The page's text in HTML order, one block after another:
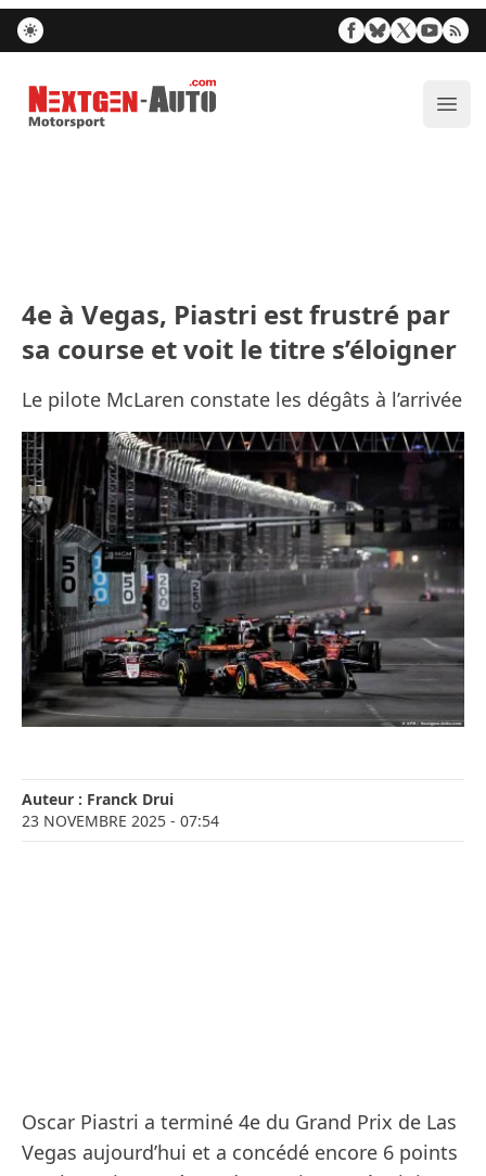
Nextgen-Auto.com
4e à Vegas, Piastri est frustré par
sa course et voit le titre s’éloigner
Le pilote McLaren constate les dégâts à l’arrivée
Auteur : Franck Drui
23 NOVEMBRE 2025 - 07:54
Oscar Piastri a terminé 4e du Grand Prix de Las
Vegas aujourd’hui et a concédé encore 6 points